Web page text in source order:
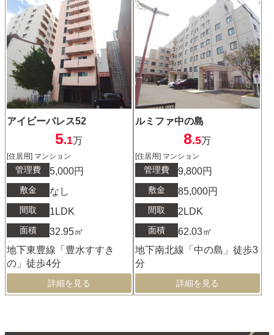
アイビーパレス52
5.1万
[住居用] マンション
管理費 5,000円
敷金 なし
間取 1LDK
面積
32.95㎡
地下東豊線「豊水すすき
の」徒歩4分
詳細を見る
ルミファ中の島
8.5万
[住居用] マンション
管理費 9,800円
敷金 85,000円
間取 2LDK
面積
62.03㎡
地下南北線「中の島」徒歩3
分
詳細を見る